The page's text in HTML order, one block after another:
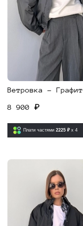
Ветровка - Графит
8 900 ₽
Плати частями 2225 ₽ x 4